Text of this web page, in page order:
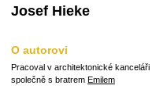
Josef Hieke
O autorovi
Pracoval v architektonické kanceláři
společně s bratrem Emilem